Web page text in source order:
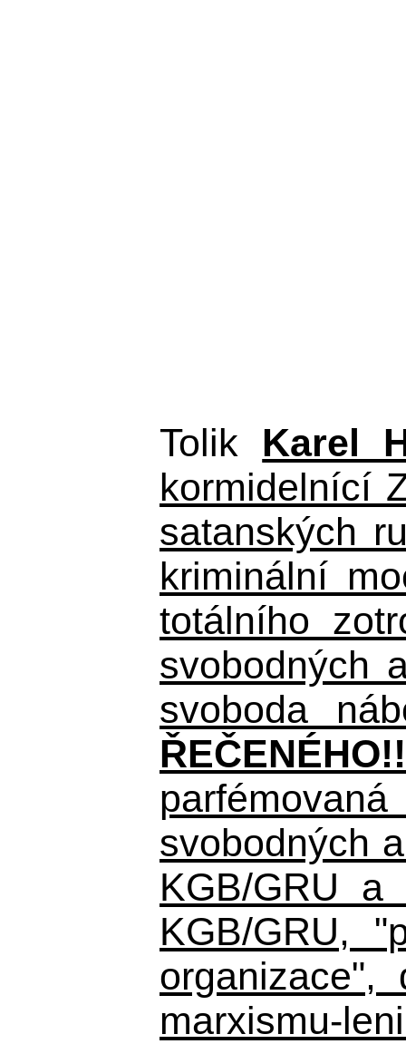
Tolik Karel
kormidelnící
satanských
kriminální
totálního
svobodných
svoboda
svobodných
KGB/GRU
KGB/GRU,
organizace",
marxismu-